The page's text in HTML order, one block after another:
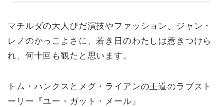
マチルダの大人びだ演技やファッション、ジャン・
レノのかっこよさに、若き日のわたしは惹きつけら
れ、何十回も観たと思います。
トム・ハンクスとメグ・ライアンの王道のラブスト
ーリー『ユー・ガット・メール』